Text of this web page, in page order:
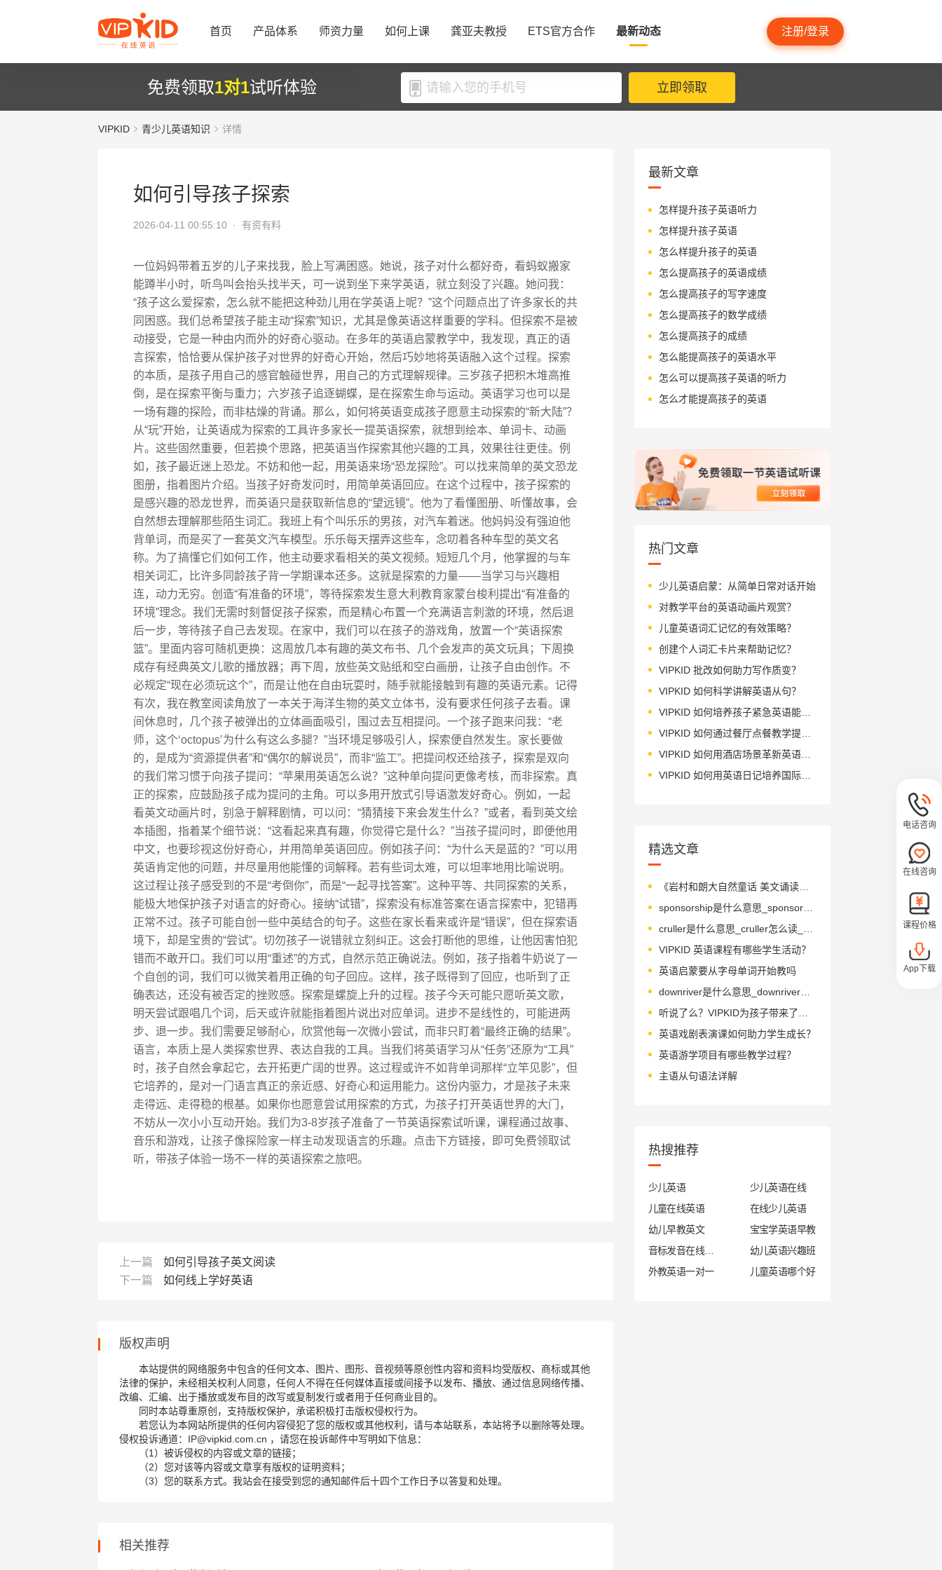
首页 产品体系 师资力量 如何上课 龚亚夫教授 ETS官方合作 最新动态 注册/登录
免费领取1对1试听体验 立即领取
VIPKID 青少儿英语知识 详情
如何引导孩子探索
2026-04-11 00:55:10 · 有资有料
一位妈妈带着五岁的儿子来找我，脸上写满困惑。她说，孩子对什么都好奇，看蚂蚁搬家
能蹲半小时，听鸟叫会抬头找半天，可一说到坐下来学英语，就立刻没了兴趣。她问我：
“孩子这么爱探索，怎么就不能把这种劲儿用在学英语上呢？”这个问题点出了许多家长的共
同困惑。我们总希望孩子能主动“探索”知识，尤其是像英语这样重要的学科。但探索不是被
动接受，它是一种由内而外的好奇心驱动。在多年的英语启蒙教学中，我发现，真正的语
言探索，恰恰要从保护孩子对世界的好奇心开始，然后巧妙地将英语融入这个过程。探索
的本质，是孩子用自己的感官触碰世界，用自己的方式理解规律。三岁孩子把积木堆高推
倒，是在探索平衡与重力；六岁孩子追逐蝴蝶，是在探索生命与运动。英语学习也可以是
一场有趣的探险，而非枯燥的背诵。那么，如何将英语变成孩子愿意主动探索的“新大陆”？
从“玩”开始，让英语成为探索的工具许多家长一提英语探索，就想到绘本、单词卡、动画
片。这些固然重要，但若换个思路，把英语当作探索其他兴趣的工具，效果往往更佳。例
如，孩子最近迷上恐龙。不妨和他一起，用英语来场“恐龙探险”。可以找来简单的英文恐龙
图册，指着图片介绍。当孩子好奇发问时，用简单英语回应。在这个过程中，孩子探索的
是感兴趣的恐龙世界，而英语只是获取新信息的“望远镜”。他为了看懂图册、听懂故事，会
自然想去理解那些陌生词汇。我班上有个叫乐乐的男孩，对汽车着迷。他妈妈没有强迫他
背单词，而是买了一套英文汽车模型。乐乐每天摆弄这些车，念叨着各种车型的英文名
称。为了搞懂它们如何工作，他主动要求看相关的英文视频。短短几个月，他掌握的与车
相关词汇，比许多同龄孩子背一学期课本还多。这就是探索的力量——当学习与兴趣相
连，动力无穷。创造“有准备的环境”，等待探索发生意大利教育家蒙台梭利提出“有准备的
环境”理念。我们无需时刻督促孩子探索，而是精心布置一个充满语言刺激的环境，然后退
后一步，等待孩子自己去发现。在家中，我们可以在孩子的游戏角，放置一个“英语探索
篮”。里面内容可随机更换：这周放几本有趣的英文布书、几个会发声的英文玩具；下周换
成存有经典英文儿歌的播放器；再下周，放些英文贴纸和空白画册，让孩子自由创作。不
必规定“现在必须玩这个”，而是让他在自由玩耍时，随手就能接触到有趣的英语元素。记得
有次，我在教室阅读角放了一本关于海洋生物的英文立体书，没有要求任何孩子去看。课
间休息时，几个孩子被弹出的立体画面吸引，围过去互相提问。一个孩子跑来问我：“老
师，这个‘octopus’为什么有这么多腿？”当环境足够吸引人，探索便自然发生。家长要做
的，是成为“资源提供者”和“偶尔的解说员”，而非“监工”。把提问权还给孩子，探索是双向
的我们常习惯于向孩子提问：“苹果用英语怎么说？”这种单向提问更像考核，而非探索。真
正的探索，应鼓励孩子成为提问的主角。可以多用开放式引导语激发好奇心。例如，一起
看英文动画片时，别急于解释剧情，可以问：“猜猜接下来会发生什么？”或者，看到英文绘
本插图，指着某个细节说：“这看起来真有趣，你觉得它是什么？”当孩子提问时，即便他用
中文，也要珍视这份好奇心，并用简单英语回应。例如孩子问：“为什么天是蓝的？”可以用
英语肯定他的问题，并尽量用他能懂的词解释。若有些词太难，可以坦率地用比喻说明。
这过程让孩子感受到的不是“考倒你”，而是“一起寻找答案”。这种平等、共同探索的关系，
能极大地保护孩子对语言的好奇心。接纳“试错”，探索没有标准答案在语言探索中，犯错再
正常不过。孩子可能自创一些中英结合的句子。这些在家长看来或许是“错误”，但在探索语
境下，却是宝贵的“尝试”。切勿孩子一说错就立刻纠正。这会打断他的思维，让他因害怕犯
错而不敢开口。我们可以用“重述”的方式，自然示范正确说法。例如，孩子指着牛奶说了一
个自创的词，我们可以微笑着用正确的句子回应。这样，孩子既得到了回应，也听到了正
确表达，还没有被否定的挫败感。探索是螺旋上升的过程。孩子今天可能只愿听英文歌，
明天尝试跟唱几个词，后天或许就能指着图片说出对应单词。进步不是线性的，可能进两
步、退一步。我们需要足够耐心，欣赏他每一次微小尝试，而非只盯着“最终正确的结果”。
语言，本质上是人类探索世界、表达自我的工具。当我们将英语学习从“任务”还原为“工具”
时，孩子自然会拿起它，去开拓更广阔的世界。这过程或许不如背单词那样“立竿见影”，但
它培养的，是对一门语言真正的亲近感、好奇心和运用能力。这份内驱力，才是孩子未来
走得远、走得稳的根基。如果你也愿意尝试用探索的方式，为孩子打开英语世界的大门，
不妨从一次小小互动开始。我们为3-8岁孩子准备了一节英语探索试听课，课程通过故事、
音乐和游戏，让孩子像探险家一样主动发现语言的乐趣。点击下方链接，即可免费领取试
听，带孩子体验一场不一样的英语探索之旅吧。
上一篇
如何引导孩子英文阅读
下一篇
如何线上学好英语
版权声明
本站提供的网络服务中包含的任何文本、图片、图形、音视频等原创性内容和资料均受版权、商标或其他
法律的保护，未经相关权利人同意，任何人不得在任何媒体直接或间接予以发布、播放、通过信息网络传播、
改编、汇编、出于播放或发布目的改写或复制发行或者用于任何商业目的。
同时本站尊重原创，支持版权保护，承诺积极打击版权侵权行为。
若您认为本网站所提供的任何内容侵犯了您的版权或其他权利，请与本站联系，本站将予以删除等处理。
侵权投诉通道：IP@vipkid.com.cn ，请您在投诉邮件中写明如下信息：
（1）被诉侵权的内容或文章的链接；
（2）您对该等内容或文章享有版权的证明资料；
（3）您的联系方式。我站会在接受到您的通知邮件后十四个工作日予以答复和处理。
相关推荐
最新文章
怎样提升孩子英语听力
怎样提升孩子英语
怎么样提升孩子的英语
怎么提高孩子的英语成绩
怎么提高孩子的写字速度
怎么提高孩子的数学成绩
怎么提高孩子的成绩
怎么能提高孩子的英语水平
怎么可以提高孩子英语的听力
怎么才能提高孩子的英语
热门文章
少儿英语启蒙：从简单日常对话开始
对教学平台的英语动画片观赏？
儿童英语词汇记忆的有效策略？
创建个人词汇卡片来帮助记忆？
VIPKID 批改如何助力写作质变？
VIPKID 如何科学讲解英语从句？
VIPKID 如何培养孩子紧急英语能力？
VIPKID 如何通过餐厅点餐教学提升少儿英语应用能力？
VIPKID 如何用酒店场景革新英语教学？
VIPKID 如何用英语日记培养国际化人才？
精选文章
《岩村和朗大自然童话 美文诵读版》绘本简介
sponsorship是什么意思_sponsorship怎么读_音标ˈspɒnsəʃɪp
VIPKID 英语课程有哪些学生活动？
英语启蒙要从字母单词开始教吗
downriver是什么意思_downriver怎么读_音标daʊnˈrɪvə(r)
英语戏剧表演课如何助力学生成长？
英语游学项目有哪些教学过程？
主语从句语法详解
热搜推荐
少儿英语
少儿英语在线
儿童在线英语
在线少儿英语
幼儿早教英文
宝宝学英语早教
幼儿英语兴趣班
外教英语一对一
儿童英语哪个好
电话咨询
在线咨询
课程价格
App下载